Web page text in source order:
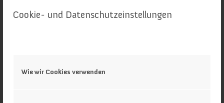
Cookie- und Datenschutzeinstellungen
Wie wir Cookies verwenden